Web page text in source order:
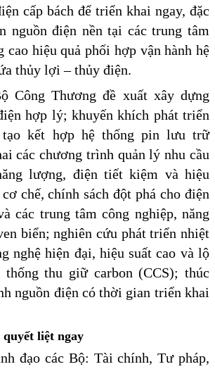
cấp bách để triển khai ngay, đặc
nguồn điện nền tại các trung tâm
cao hiệu quả phối hợp vận hành hệ
thủy lợi – thủy điện.
Công Thương đề xuất xây dựng
hợp lý; khuyến khích phát triển
kết hợp hệ thống pin lưu trữ
các chương trình quản lý nhu cầu
lượng, điện tiết kiệm và hiệu
chế, chính sách đột phá cho điện
các trung tâm công nghiệp, năng
biển; nghiên cứu phát triển nhiệt
nghệ hiện đại, hiệu suất cao và lộ
thu giữ carbon (CCS); thúc
nguồn điện có thời gian triển khai
liệt ngay
đạo các Bộ: Tài chính, Tư pháp,